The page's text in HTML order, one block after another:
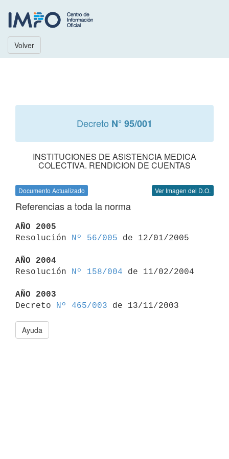
Volver
Decreto N° 95/001
INSTITUCIONES DE ASISTENCIA MEDICA
COLECTIVA. RENDICION DE CUENTAS
Documento Actualizado Ver Imagen del D.O.
Referencias a toda la norma
AÑO 2005
Resolución
Nº 56/005 de 12/01/2005
AÑO 2004
Resolución
Nº 158/004 de 11/02/2004
AÑO 2003
Decreto
Nº 465/003
Ayuda